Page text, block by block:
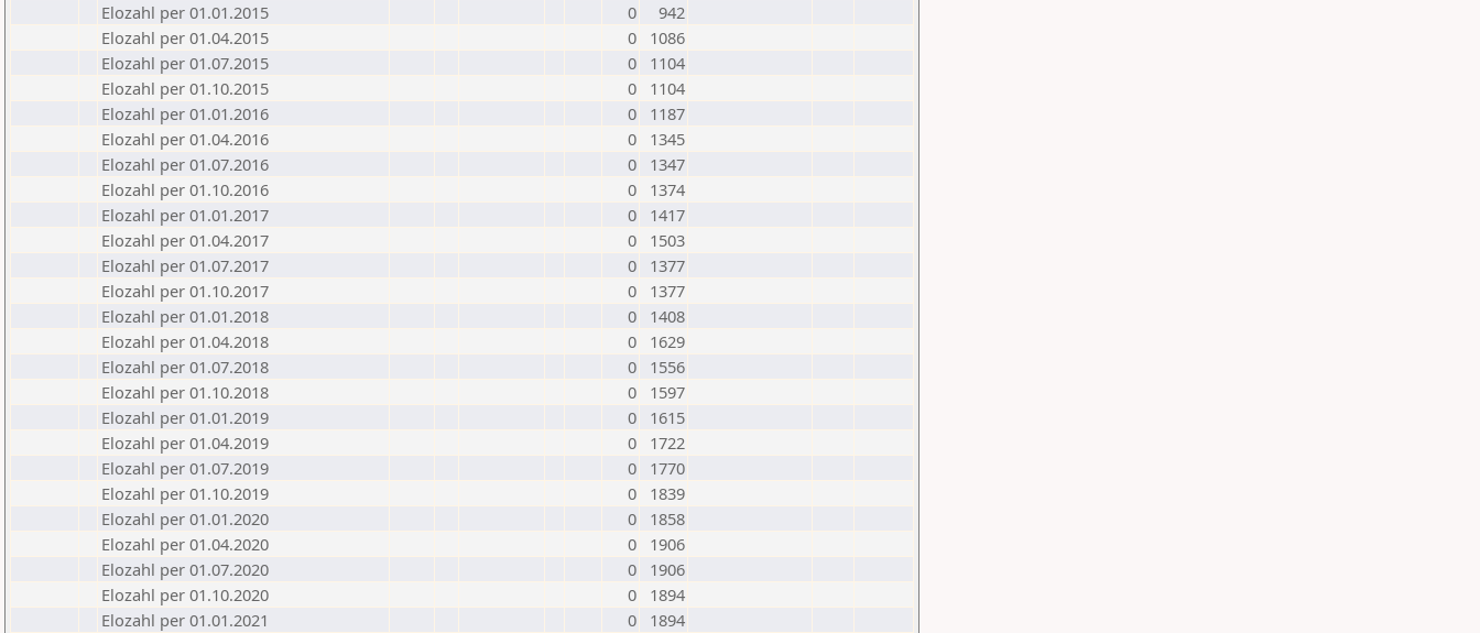
Elozahl per 01.01.2015
0
942
Elozahl per 01.04.2015
0
1086
Elozahl per 01.07.2015
0
1104
Elozahl per 01.10.2015
0
1104
Elozahl per 01.01.2016
0
1187
Elozahl per 01.04.2016
0
1345
Elozahl per 01.07.2016
0
1347
Elozahl per 01.10.2016
0
1374
Elozahl per 01.01.2017
0
1417
Elozahl per 01.04.2017
0
1503
Elozahl per 01.07.2017
0
1377
Elozahl per 01.10.2017
0
1377
Elozahl per 01.01.2018
0
1408
Elozahl per 01.04.2018
0
1629
Elozahl per 01.07.2018
0
1556
Elozahl per 01.10.2018
0
1597
Elozahl per 01.01.2019
0
1615
Elozahl per 01.04.2019
0
1722
Elozahl per 01.07.2019
0
1770
Elozahl per 01.10.2019
0
1839
Elozahl per 01.01.2020
0
1858
Elozahl per 01.04.2020
0
1906
Elozahl per 01.07.2020
0
1906
Elozahl per 01.10.2020
0
1894
Elozahl per 01.01.2021
0
1894